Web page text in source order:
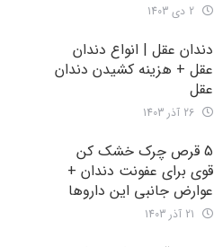
دندان عقل | انواع دندان
عقل + هزینه کشیدن دندان
عقل
5 قرص چرک خشک کن
قوی برای عفونت دندان +
عوارض جانبی این داروها